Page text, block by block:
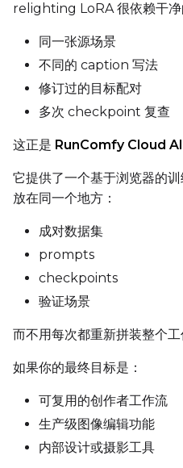
relighting LoRA 很依赖干净
同一张源场景
不同的 caption 写法
修订过的目标配对
多次 checkpoint 复查
这正是 RunComfy Cloud
它提供了一个基于浏览器的
放在同一个地方：
成对数据集
prompts
checkpoints
验证场景
而不用每次都重新拼装整个工
如果你的最终目标是：
可复用的创作者工作流
生产级图像编辑功能
内部设计或摄影工具